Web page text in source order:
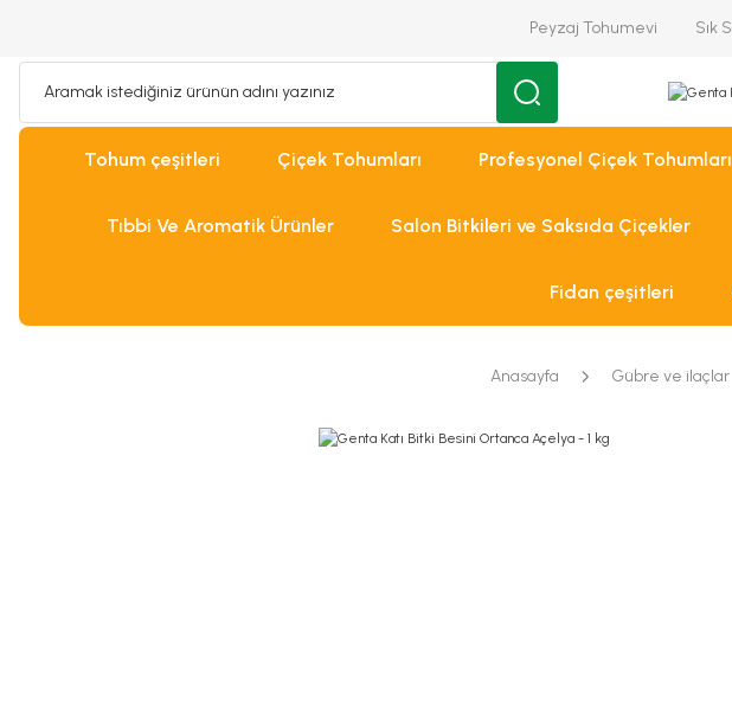
Peyzaj Tohumevi Sık
Tohum çeşitleri Çiçek Tohumları Profesyonel Çiçek Tohumları
Tıbbi Ve Aromatik Ürünler Salon Bitkileri ve Saksıda Çiçekler
Fidan çeşitleri
Anasayfa Gübre ve ilaçlar